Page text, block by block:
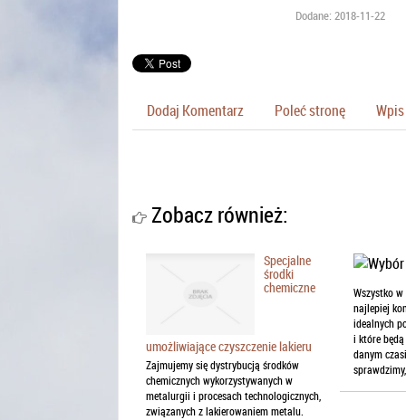
Dodane: 2018-11-22
Dodaj Komentarz Poleć stronę
Zobacz również:
Specjalne
środki
chemiczne
umożliwiające czyszczenie lakieru
Zajmujemy się dystrybucją środków
chemicznych wykorzystywanych w
metalurgii i procesach technologicznych,
związanych z lakierowaniem metalu.
Wszystko
najlepiej
idealnych
i które
danym